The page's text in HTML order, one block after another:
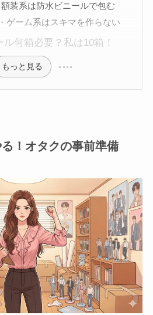
装系は防水ビニールで包む
ゲーム系はスキマを作らない
何箱必要？私は10箱！
もっと見る
！オタクの事前準備